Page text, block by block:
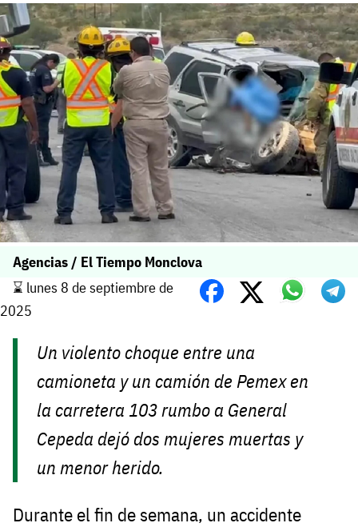
Agencias / El Tiempo Monclova
⌛️ lunes 8 de septiembre de
2025
Un violento choque entre una
camioneta y un camión de Pemex en
la carretera 103 rumbo a General
Cepeda dejó dos mujeres muertas y
un menor herido.
Durante el fin de semana, un accidente